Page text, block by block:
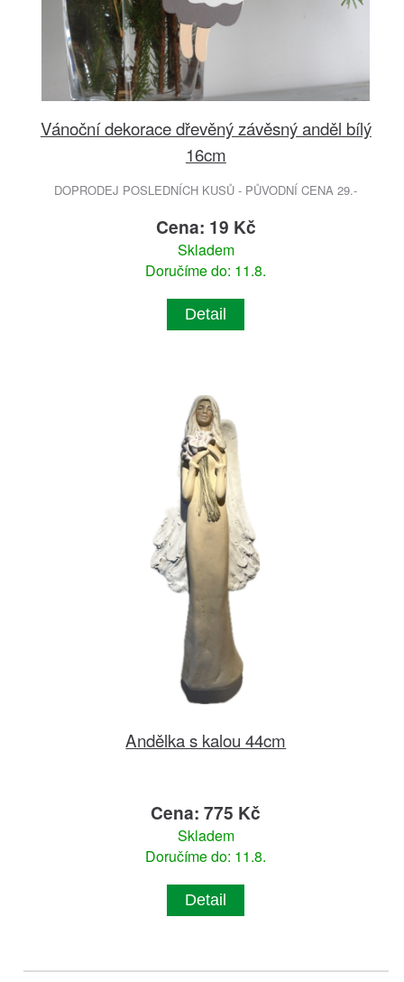
Vánoční dekorace dřevěný závěsný anděl bílý
16cm
DOPRODEJ POSLEDNÍCH KUSŮ - PŮVODNÍ CENA 29.-
Cena: 19 Kč
Skladem
Doručíme do: 11.8.
Detail
Andělka s kalou 44cm
Cena: 775 Kč
Skladem
Doručíme do: 11.8.
Detail